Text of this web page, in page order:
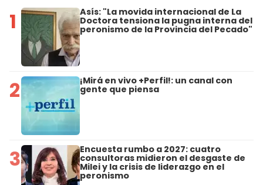
1 Asís: "La movida internacional de La
Doctora tensiona la pugna interna del
peronismo de la Provincia del Pecado"
2 ¡Mirá en vivo +Perfil!: un canal con
gente que piensa
3 Encuesta rumbo a 2027: cuatro
consultoras midieron el desgaste de
Milei y la crisis de liderazgo en el
peronismo